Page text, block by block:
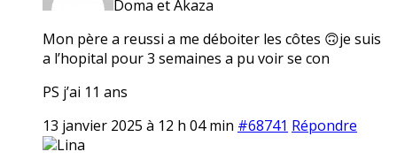
Doma et Akaza
Mon père a reussi a me déboiter les côtes 🙃je suis
a l’hopital pour 3 semaines a pu voir se con
PS j’ai 11 ans
13 janvier 2025 à 12 h 04 min #68741 Répondre
Lina